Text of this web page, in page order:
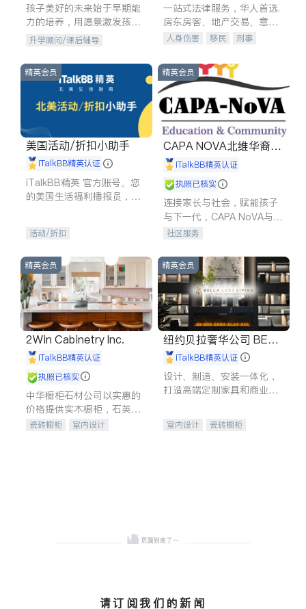
孩子美好的未来始于早期能
力的培养，用愿景激发孩子
的学习潜力和动力。理念：
拥有成长型心态是成功的基
石。
升学顾问/课后辅导
一站式法律服务，华人首选.
房东房客、地产交易、意外
伤害、车祸重伤、商业诉
建筑合同、刑事案件全包办
人身伤害 移民
刑事
信托/遗嘱
商业
索赔
律师-其它 保释
精英会员
美国活动/折扣小助手
iTalkBB精英认证
iTalkBB精英 官方账号。您
的美国生活福利播报员，精
专属福利。
活动/折扣
精英会员
CAPA NOVA北维华裔家
长会iTalkBB精英认证
执照已核实
连接家长与社会，赋能孩子
与下一代，CAPA NoVA与您
携手建设包容、公平、充满
社区服务
精英会员
2Win Cabinetry Inc.
iTalkBB精英认证
执照已核实
中华橱柜石材公司以实惠的
价格提供实木橱柜，石英石
台面，多种优质不锈钢水
瓷砖橱柜
室内设计
精英会员
纽约贝拉奢华公司 BELL
A LUXE
iTalkBB精英认证
设计、制造、安装一体化，
打造高端定制家具和商业空
室内设计
瓷砖橱柜
请订阅我们的新闻